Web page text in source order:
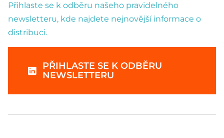
Přihlaste se k odběru našeho pravidelného
newsletteru, kde najdete nejnovější informace o
distribuci.
PŘIHLASTE SE K ODBĚRU
NEWSLETTERU